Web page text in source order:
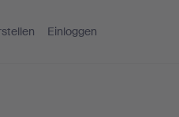
Einloggen